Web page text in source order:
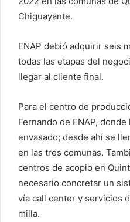
Chiguayante.
ENAP debió adquirir seis
todas las etapas del
llegar al cliente final.
Para el centro de
Fernando de ENAP,
envasado; desde ahí se
en las tres comunas.
centros de acopio en
necesario concretar un
vía call center y servicios
milla.